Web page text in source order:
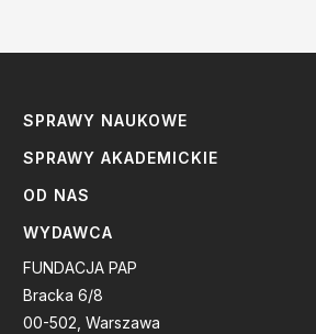
SPRAWY NAUKOWE
SPRAWY AKADEMICKIE
OD NAS
WYDAWCA
FUNDACJA PAP
Bracka 6/8
00-502, Warszawa